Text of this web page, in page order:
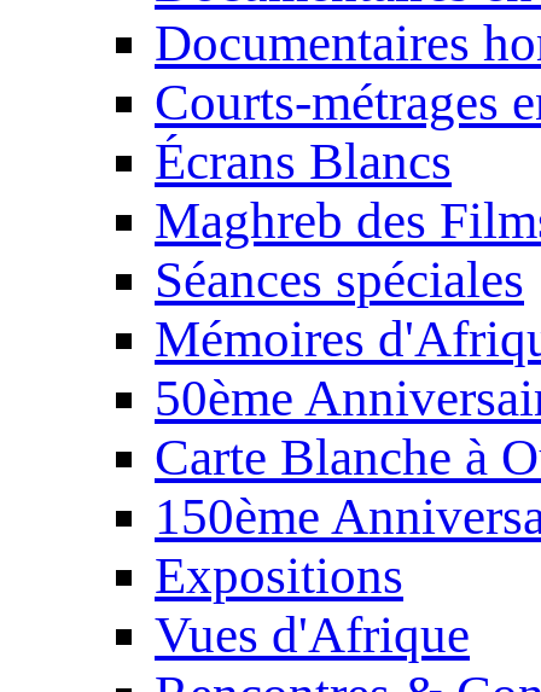
Documentaires
Courts-métrages
Écrans Blancs
Maghreb des
Séances spéciales
Mémoires
50ème
Carte Blanche à
150ème
Expositions
Vues d'Afrique